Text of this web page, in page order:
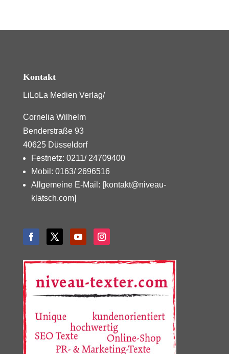
Kontakt
LiLoLa Medien Verlag/
Cornelia Wilhelm
Benderstraße 93
40625 Düsseldorf
Festnetz: 0211/ 24709400
Mobil: 0163/ 2696516
Allgemeine E-Mail : [kontakt@niveau-
klatsch.com]